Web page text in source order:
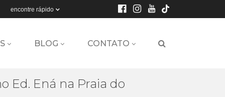
encontre rápido
BLOG CONTATO
Ed. Ená na Praia do